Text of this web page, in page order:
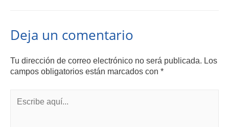
Deja un comentario
Tu dirección de correo electrónico no será publicada. Los
campos obligatorios están marcados con *